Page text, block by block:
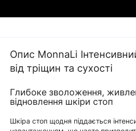
Опис MonnaLi
від тріщин та сухості
Глибоке зволоження,
відновлення шкіри стоп
Шкіра стоп щодня піддається